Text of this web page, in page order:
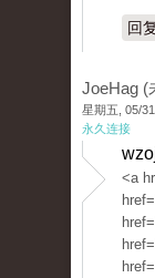
回
JoeHag (
星期五, 05/
永久连接
<a